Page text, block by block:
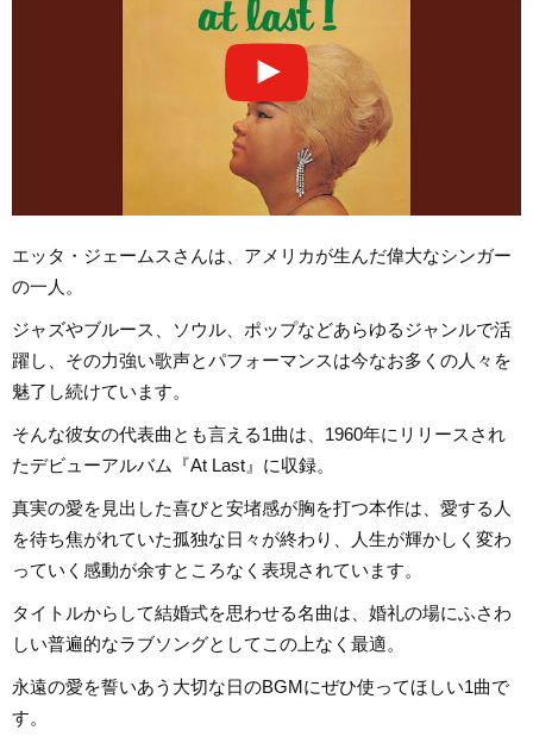
エッタ・ジェームスさんは、アメリカが生んだ偉大なシンガー
の一人。
ジャズやブルース、ソウル、ポップなどあらゆるジャンルで活
躍し、その力強い歌声とパフォーマンスは今なお多くの人々を
魅了し続けています。
そんな彼女の代表曲とも言える1曲は、1960年にリリースされ
たデビューアルバム『At Last』に収録。
真実の愛を見出した喜びと安堵感が胸を打つ本作は、愛する人
を待ち焦がれていた孤独な日々が終わり、人生が輝かしく変わ
っていく感動が余すところなく表現されています。
タイトルからして結婚式を思わせる名曲は、婚礼の場にふさわ
しい普遍的なラブソングとしてこの上なく最適。
永遠の愛を誓いあう大切な日のBGMにぜひ使ってほしい1曲で
す。